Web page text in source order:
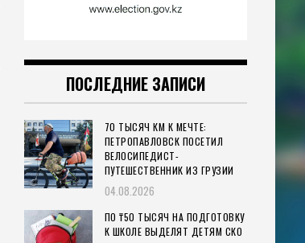
ПОСЛЕДНИЕ ЗАПИСИ
70 ТЫСЯЧ КМ К МЕЧТЕ:
ПЕТРОПАВЛОВСК ПОСЕТИЛ
ВЕЛОСИПЕДИСТ-
ПУТЕШЕСТВЕННИК ИЗ ГРУЗИИ
04.08.2026
ПО ₸50 ТЫСЯЧ НА ПОДГОТОВКУ
К ШКОЛЕ ВЫДЕЛЯТ ДЕТЯМ СКО